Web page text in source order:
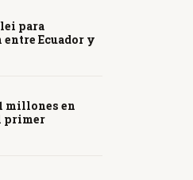
para
Ecuador y
millones en
primer